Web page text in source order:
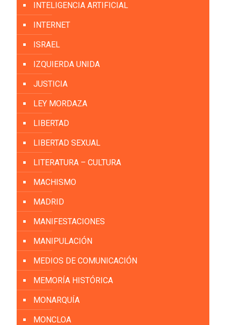
INTELIGENCIA ARTIFICIAL
INTERNET
ISRAEL
IZQUIERDA UNIDA
JUSTICIA
LEY MORDAZA
LIBERTAD
LIBERTAD SEXUAL
LITERATURA – CULTURA
MACHISMO
MADRID
MANIFESTACIONES
MANIPULACIÓN
MEDIOS DE COMUNICACIÓN
MEMORÍA HISTÓRICA
MONARQUÍA
MONCLOA